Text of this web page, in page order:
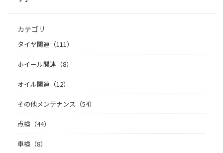
カテゴリ
タイヤ関連（111）
ホイール関連（8）
オイル関連（12）
その他メンテナンス（54）
点検（44）
車検（8）